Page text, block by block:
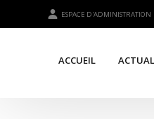
ESPACE D'ADMINISTRATION
ACCUEIL